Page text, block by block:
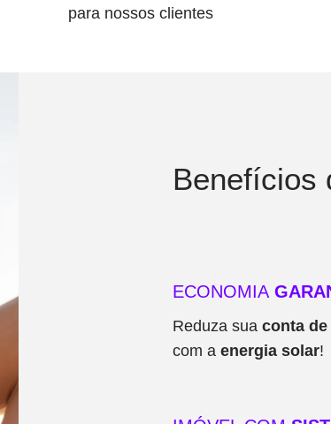
para nossos clientes
Benefícios
ECONOMIA
Reduza sua conta de
com a energia solar!